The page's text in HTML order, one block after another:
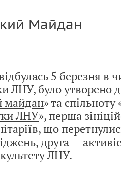
Майдан
5 березня в
ЛНУ, було утворено
майдан» та спільноту
ЛНУ», перша
що
друга —
ЛНУ.